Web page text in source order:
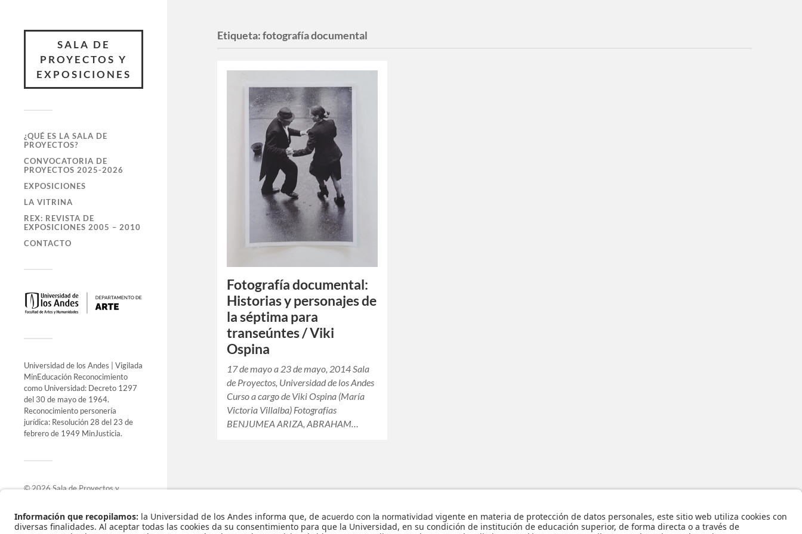
SALA DE
PROYECTOS Y
EXPOSICIONES
¿QUÉ ES LA SALA DE
PROYECTOS?
CONVOCATORIA DE
PROYECTOS 2025-2026
EXPOSICIONES
LA VITRINA
REX: REVISTA DE
EXPOSICIONES 2005 – 2010
CONTACTO
Universidad de los Andes | Vigilada
MinEducación Reconocimiento
como Universidad: Decreto 1297
del 30 de mayo de 1964.
Reconocimiento personería
jurídica: Resolución 28 del 23 de
febrero de 1949 MinJusticia.
© 2026Sala de Proyectos y
Funciona con
.
Tema deAnders Norén.
Etiqueta:fotografía documental
Fotografía documental:
Historias y personajes de
la séptima para
transeúntes / Viki
Ospina
17 de mayo a 23 de mayo, 2014 Sala
de Proyectos, Universidad de los Andes
Curso a cargo de Viki Ospina (María
Victoria Villalba) Fotografías
BENJUMEA ARIZA, ABRAHAM…